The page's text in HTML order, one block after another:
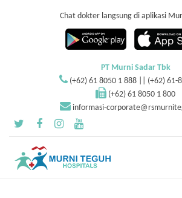
Chat dokter langsung di aplikasi
PT Murni Sadar Tbk
(+62) 61 8050 1 888 || (+62) 61-
(+62) 61 8050 1 800
informasi-